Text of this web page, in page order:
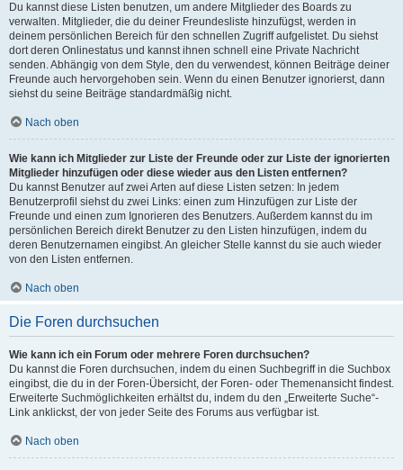
Du kannst diese Listen benutzen, um andere Mitglieder des Boards zu
verwalten. Mitglieder, die du deiner Freundesliste hinzufügst, werden in
deinem persönlichen Bereich für den schnellen Zugriff aufgelistet. Du siehst
dort deren Onlinestatus und kannst ihnen schnell eine Private Nachricht
senden. Abhängig von dem Style, den du verwendest, können Beiträge deiner
Freunde auch hervorgehoben sein. Wenn du einen Benutzer ignorierst, dann
siehst du seine Beiträge standardmäßig nicht.
Nach oben
Wie kann ich Mitglieder zur Liste der Freunde oder zur Liste der ignorierten
Mitglieder hinzufügen oder diese wieder aus den Listen entfernen?
Du kannst Benutzer auf zwei Arten auf diese Listen setzen: In jedem
Benutzerprofil siehst du zwei Links: einen zum Hinzufügen zur Liste der
Freunde und einen zum Ignorieren des Benutzers. Außerdem kannst du im
persönlichen Bereich direkt Benutzer zu den Listen hinzufügen, indem du
deren Benutzernamen eingibst. An gleicher Stelle kannst du sie auch wieder
von den Listen entfernen.
Nach oben
Die Foren durchsuchen
Wie kann ich ein Forum oder mehrere Foren durchsuchen?
Du kannst die Foren durchsuchen, indem du einen Suchbegriff in die Suchbox
eingibst, die du in der Foren-Übersicht, der Foren- oder Themenansicht findest.
Erweiterte Suchmöglichkeiten erhältst du, indem du den „Erweiterte Suche“-
Link anklickst, der von jeder Seite des Forums aus verfügbar ist.
Nach oben